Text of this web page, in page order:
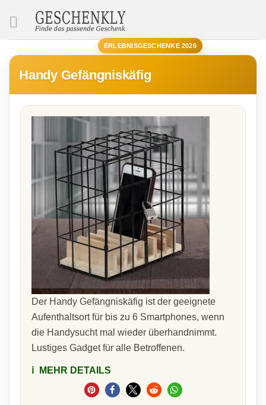
ERLEBNISGESCHENKE 2026
Handy Gefängniskäfig
Der Handy Gefängniskäfig ist der geeignete
Aufenthaltsort für bis zu 6 Smartphones, wenn
die Handysucht mal wieder überhandnimmt.
Lustiges Gadget für alle Betroffenen.
ℹ️ MEHR DETAILS